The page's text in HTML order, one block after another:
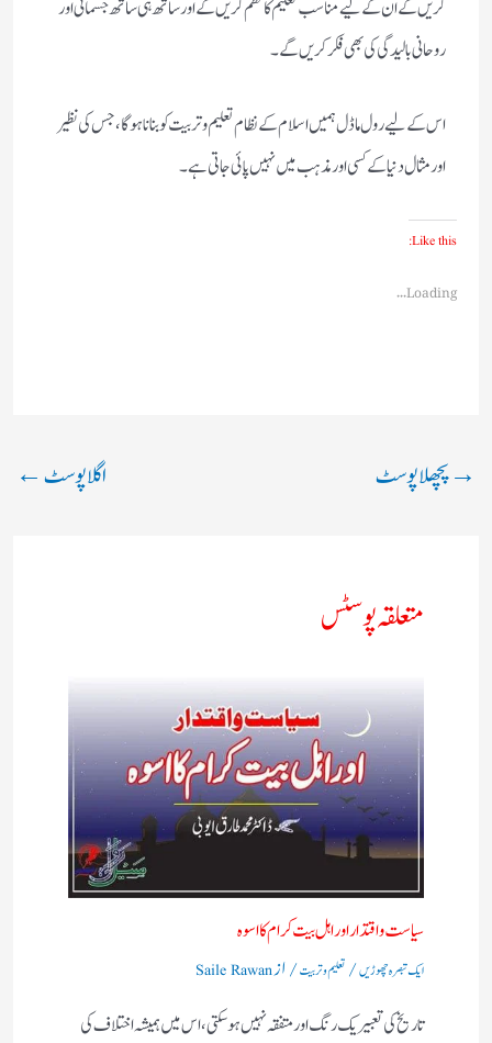
کریں گے ان کے لیے مناسب تعلیم کا نظم کریں گے اور ساتھ ہی ساتھ جسمانی اور
روحانی بالیدگی کی بھی فکر کریں گے۔
اس کے لیے رول ماڈل ہمیں اسلام کے نظام تعلیم و تربیت کو بنانا ہوگا، جس کی نظیر
اور مثال دنیا کے کسی اور مذہب میں نہیں پائی جاتی ہے۔
Like this:
Loading...
→پچھلا پوسٹ اگلا پوسٹ←
متعلقہ پوسٹس
سیاست واقتدار اور اہل بیت کرام کا اسوہ
ایک تبصرہ چھوڑیں/ تعلیم و تربیت/ ازSaile Rawan
تاریخ کی تعبیر یک رنگ اور متفقہ نہیں ہو سکتی، اس میں ہمیشہ اختلاف کی